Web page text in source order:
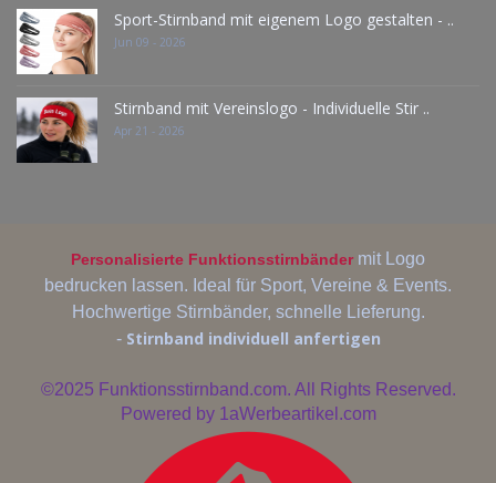
Sport-Stirnband mit eigenem Logo gestalten - ..
Jun 09 - 2026
Stirnband mit Vereinslogo - Individuelle Stir ..
Apr 21 - 2026
Personalisierte Funktionsstirnbänder mit Logo
bedrucken lassen. Ideal für Sport, Vereine & Events.
Hochwertige Stirnbänder, schnelle Lieferung.
- Stirnband individuell anfertigen
©2025 Funktionsstirnband.com. All Rights Reserved.
Powered by 1aWerbeartikel.com